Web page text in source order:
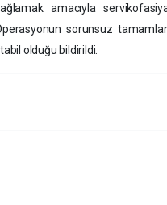
amacıyla
sorunsuz
olduğu bildirildi.